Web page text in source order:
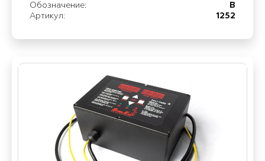
Обозначение:
B
Артикул:
1252